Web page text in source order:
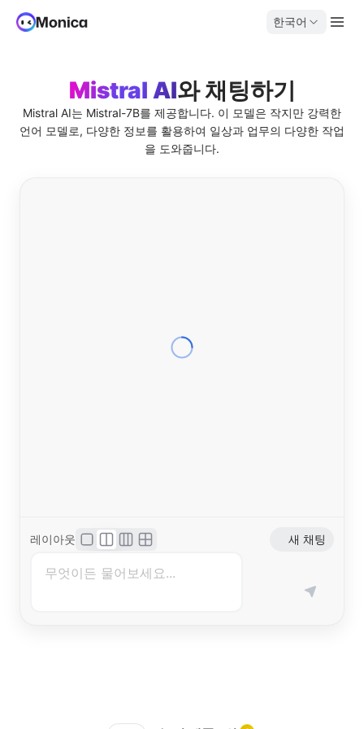
한국어
Mistral AI와 채팅하기
Mistral AI는 Mistral-7B를 제공합니다. 이 모델은 작지만 강력한
언어 모델로, 다양한 정보를 활용하여 일상과 업무의 다양한 작업
을 도와줍니다.
레이아웃 새 채팅